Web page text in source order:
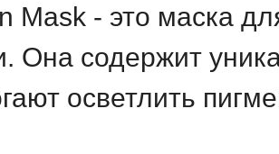
Mask - это маска
Она содержит
осветлить